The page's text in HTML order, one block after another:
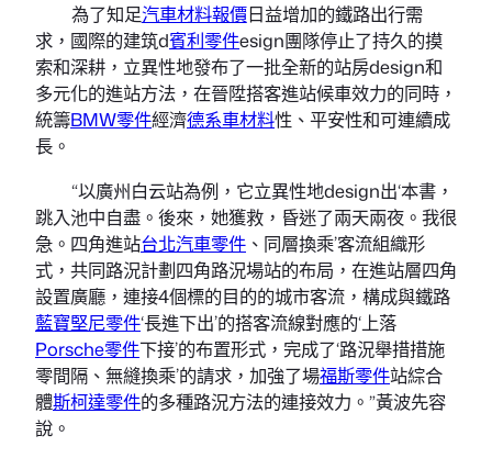
為了知足汽車材料報價日益增加的鐵路出行需
求，國際的建筑d賓利零件esign團隊停止了持久的摸
索和深耕，立異性地發布了一批全新的站房design和
多元化的進站方法，在晉陞搭客進站候車效力的同時，
統籌BMW零件經濟德系車材料性、平安性和可連續成
長。
“以廣州白云站為例，它立異性地design出‘本書，
跳入池中自盡。後來，她獲救，昏迷了兩天兩夜。我很
急。四角進站台北汽車零件 、同層換乘’客流組織形
式，共同路況計劃四角路況場站的布局，在進站層四角
設置廣廳，連接4個標的目的的城市客流，構成與鐵路
藍寶堅尼零件‘長進下出’的搭客流線對應的‘上落
Porsche零件下接’的布置形式，完成了‘路況舉措措施
零間隔、無縫換乘’的請求，加強了場福斯零件站綜合
體斯柯達零件的多種路況方法的連接效力。”黃波先容
說。